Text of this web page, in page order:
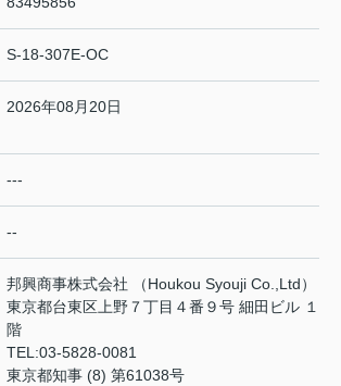
S-18-307E-OC
2026年08月20日
---
--
邦興商事株式会社 （Houkou Syouji Co.,Ltd）
東京都台東区上野７丁目４番９号 細田ビル １
階
TEL:03-5828-0081
東京都知事 (8) 第61038号